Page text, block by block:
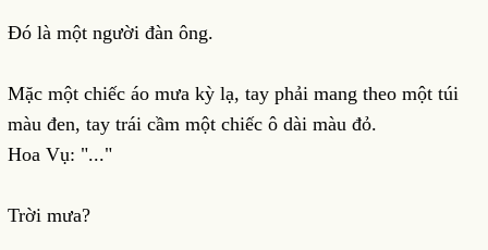
Đó là một người đàn ông.
Mặc một chiếc áo mưa kỳ lạ, tay phải mang theo một túi
màu đen, tay trái cầm một chiếc ô dài màu đỏ.
Hoa Vụ: "..."
Trời mưa?